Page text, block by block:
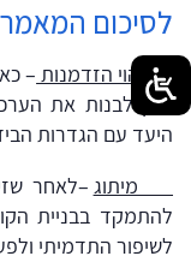
לסיכום המאמר
זיהוי הזדמנות –
ניתן לבנות את
היעד עם הגדרות
מיתוג –לאחר
להתמקד בבניית
לשיפור התדמיתי